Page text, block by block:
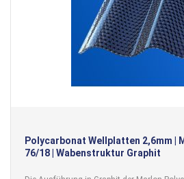
Polycarbonat Wellplatten 2,6mm |
76/18 | Wabenstruktur Graphit